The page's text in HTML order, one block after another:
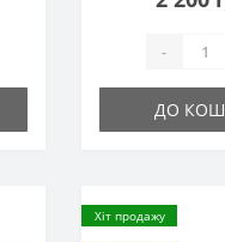
-
ДО
Хіт продажу